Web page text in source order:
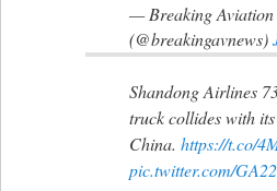
— Breaking Aviation
(@breakingavnews)
Shandong Airlines
truck collides with
China. https://t.co/
pic.twitter.com/